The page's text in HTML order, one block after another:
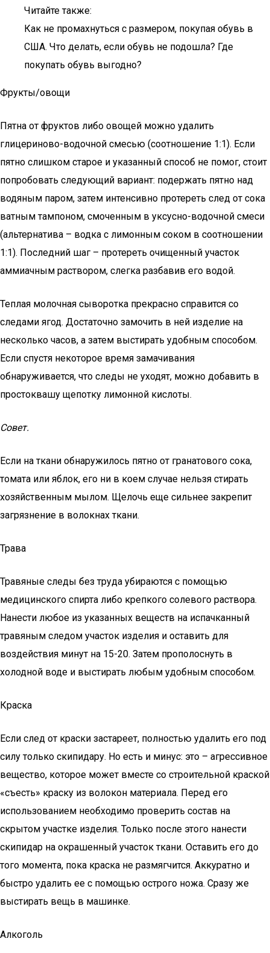
Читайте также:
Как не промахнуться с размером, покупая обувь в
США. Что делать, если обувь не подошла? Где
покупать обувь выгодно?
Фрукты/овощи
Пятна от фруктов либо овощей можно удалить
глицериново-водочной смесью (соотношение 1:1). Если
пятно слишком старое и указанный способ не помог, стоит
попробовать следующий вариант: подержать пятно над
водяным паром, затем интенсивно протереть след от сока
ватным тампоном, смоченным в уксусно-водочной смеси
(альтернатива – водка с лимонным соком в соотношении
1:1). Последний шаг – протереть очищенный участок
аммиачным раствором, слегка разбавив его водой.
Теплая молочная сыворотка прекрасно справится со
следами ягод. Достаточно замочить в ней изделие на
несколько часов, а затем выстирать удобным способом.
Если спустя некоторое время замачивания
обнаруживается, что следы не уходят, можно добавить в
простоквашу щепотку лимонной кислоты.
Совет.
Если на ткани обнаружилось пятно от гранатового сока,
томата или яблок, его ни в коем случае нельзя стирать
хозяйственным мылом. Щелочь еще сильнее закрепит
загрязнение в волокнах ткани.
Трава
Травяные следы без труда убираются с помощью
медицинского спирта либо крепкого солевого раствора.
Нанести любое из указанных веществ на испачканный
травяным следом участок изделия и оставить для
воздействия минут на 15-20. Затем прополоснуть в
холодной воде и выстирать любым удобным способом.
Краска
Если след от краски застареет, полностью удалить его под
силу только скипидару. Но есть и минус: это – агрессивное
вещество, которое может вместе со строительной краской
«съесть» краску из волокон материала. Перед его
использованием необходимо проверить состав на
скрытом участке изделия. Только после этого нанести
скипидар на окрашенный участок ткани. Оставить его до
того момента, пока краска не размягчится. Аккуратно и
быстро удалить ее с помощью острого ножа. Сразу же
выстирать вещь в машинке.
Алкоголь